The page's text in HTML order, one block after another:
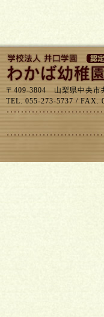
〒409-3804 山梨県中央市
TEL. 055-273-5737 / FAX.